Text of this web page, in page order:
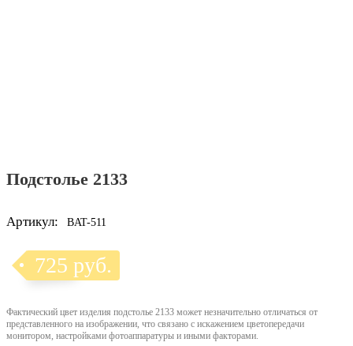
Подстолье 2133
Артикул: BAT-511
725 руб.
Фактический цвет изделия подстолье 2133 может незначительно отличаться от
представленного на изображении, что связано с искажением цветопередачи
монитором, настройками фотоаппаратуры и иными факторами.